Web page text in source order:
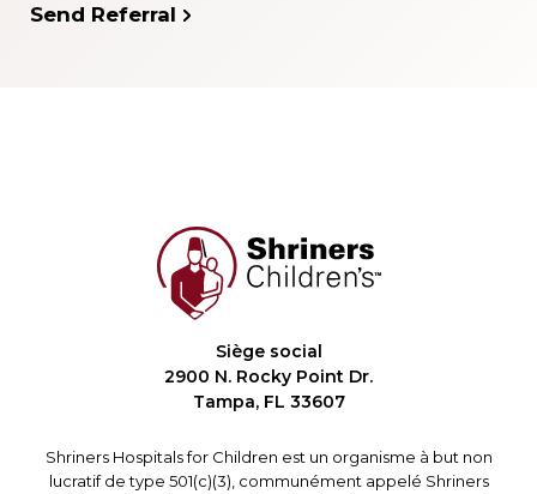
Send Referral
Siège social
2900 N. Rocky Point Dr.
Tampa, FL 33607
Shriners Hospitals for Children est un organisme à but non
lucratif de type 501(c)(3), communément appelé Shriners